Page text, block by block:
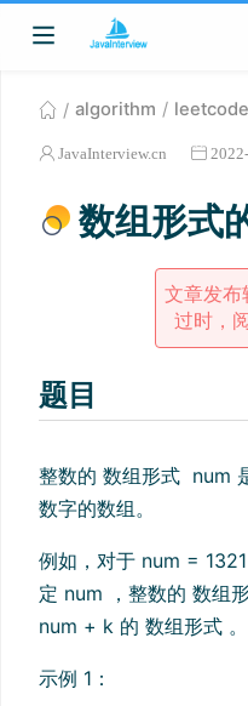
algorithm leetcode
JavaInterview.cn
数组形式
文章发布
过时，
题目
整数的 数组形式 num
数字的数组。
例如，对于 num =
定 num ，整数的 数组
num + k 的 数组形式 。
示例 1：